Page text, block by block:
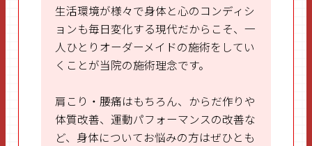
生活環境が様々で身体と心のコンディシ
ョンも毎日変化する現代だからこそ、一
人ひとりオーダーメイドの施術をしてい
くことが当院の施術理念です。
肩こり・腰痛はもちろん、からだ作りや
体質改善、運動パフォーマンスの改善な
ど、身体についてお悩みの方はぜひとも